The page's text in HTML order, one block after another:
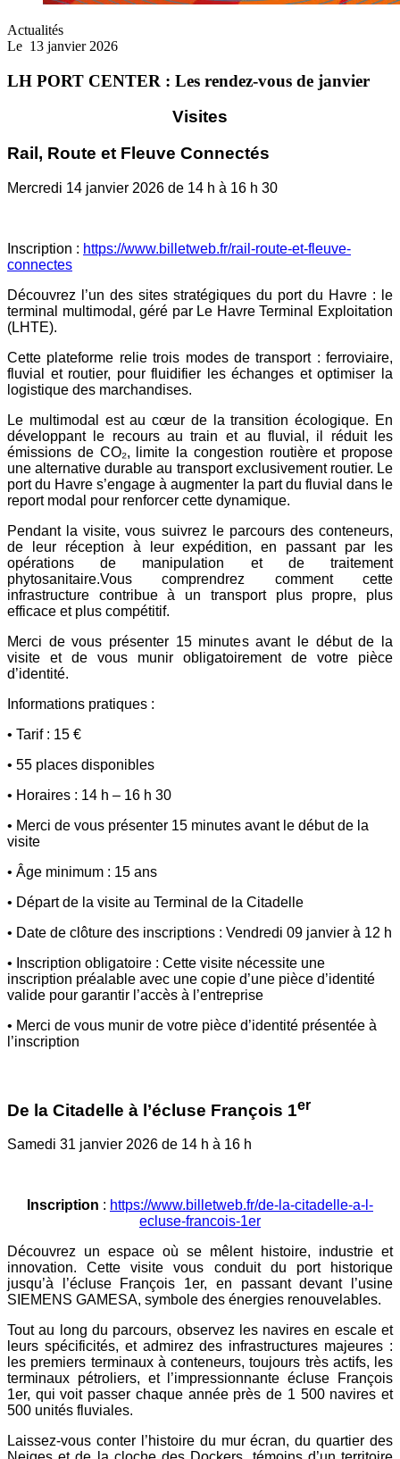
Actualités
Le 13 janvier 2026
LH PORT CENTER : Les rendez-vous de janvier
Visites
Rail, Route et Fleuve Connectés
Mercredi 14 janvier 2026 de 14 h à 16 h 30
Inscription : https://www.billetweb.fr/rail-route-et-fleuve-
connectes
Découvrez l’un des sites stratégiques du port du Havre : le
terminal multimodal, géré par Le Havre Terminal Exploitation
(LHTE).
Cette plateforme relie trois modes de transport : ferroviaire,
fluvial et routier, pour fluidifier les échanges et optimiser la
logistique des marchandises.
Le multimodal est au cœur de la transition écologique. En
développant le recours au train et au fluvial, il réduit les
émissions de CO₂, limite la congestion routière et propose
une alternative durable au transport exclusivement routier. Le
port du Havre s’engage à augmenter la part du fluvial dans le
report modal pour renforcer cette dynamique.
Pendant la visite, vous suivrez le parcours des conteneurs,
de leur réception à leur expédition, en passant par les
opérations de manipulation et de traitement
phytosanitaire.Vous comprendrez comment cette
infrastructure contribue à un transport plus propre, plus
efficace et plus compétitif.
Merci de vous présenter 15 minutes avant le début de la
visite et de vous munir obligatoirement de votre pièce
d’identité.
Informations pratiques :
• Tarif : 15 €
• 55 places disponibles
• Horaires : 14 h – 16 h 30
• Merci de vous présenter 15 minutes avant le début de la
visite
• Âge minimum : 15 ans
• Départ de la visite au Terminal de la Citadelle
• Date de clôture des inscriptions : Vendredi 09 janvier à 12 h
• Inscription obligatoire : Cette visite nécessite une
inscription préalable avec une copie d’une pièce d’identité
valide pour garantir l’accès à l’entreprise
• Merci de vous munir de votre pièce d’identité présentée à
l’inscription
De la Citadelle à l’écluse François 1er
Samedi 31 janvier 2026 de 14 h à 16 h
Inscription : https://www.billetweb.fr/de-la-citadelle-a-l-
ecluse-francois-1er
Découvrez un espace où se mêlent histoire, industrie et
innovation. Cette visite vous conduit du port historique
jusqu’à l’écluse François 1er, en passant devant l’usine
SIEMENS GAMESA, symbole des énergies renouvelables.
Tout au long du parcours, observez les navires en escale et
leurs spécificités, et admirez des infrastructures majeures :
les premiers terminaux à conteneurs, toujours très actifs, les
terminaux pétroliers, et l’impressionnante écluse François
1er, qui voit passer chaque année près de 1 500 navires et
500 unités fluviales.
Laissez-vous conter l’histoire du mur écran, du quartier des